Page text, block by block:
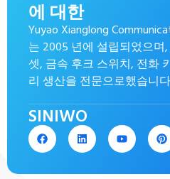
에 대한
Yuyao Xianglong
는 2005 년에 설립되었으
셋, 금속 후크 스위치, 전화
리 생산을 전문으로했습니
SINIWO